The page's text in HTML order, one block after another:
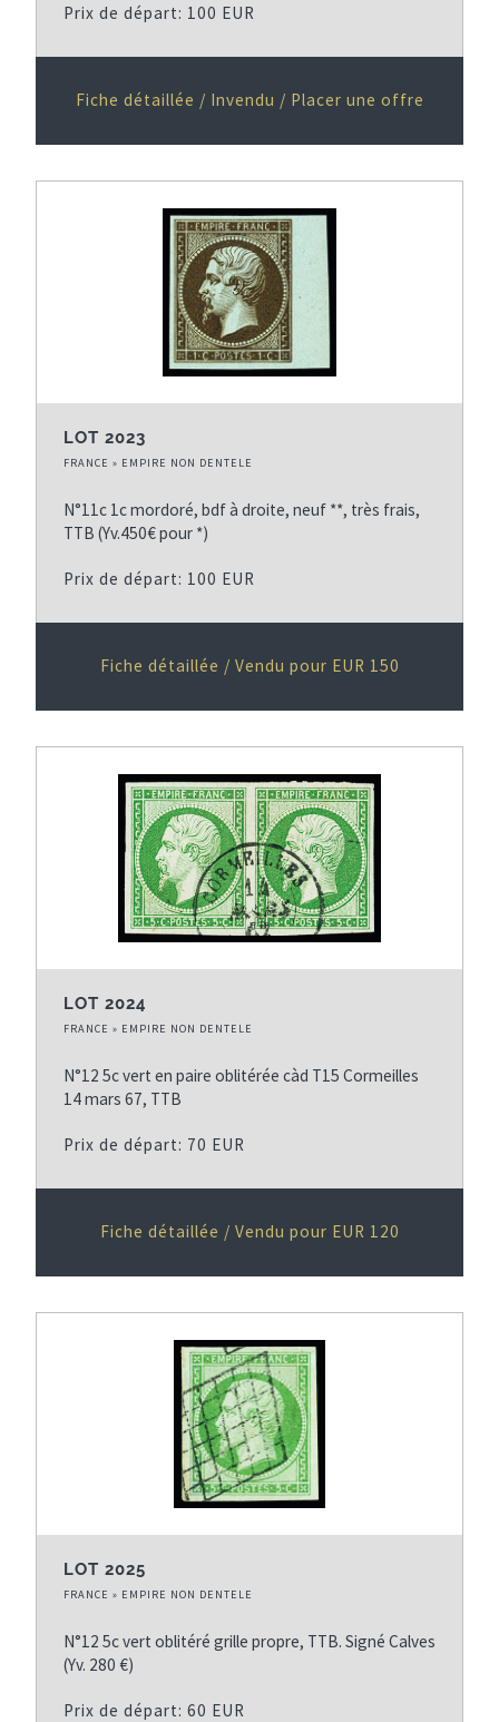
Prix de départ: 100 EUR
Fiche détaillée / Invendu / Placer une offre
LOT 2023
FRANCE » EMPIRE NON DENTELE
N°11c 1c mordoré, bdf à droite, neuf **, très frais,
TTB (Yv.450€ pour *)
Prix de départ: 100 EUR
Fiche détaillée / Vendu pour EUR 150
LOT 2024
FRANCE » EMPIRE NON DENTELE
N°12 5c vert en paire oblitérée càd T15 Cormeilles
14 mars 67, TTB
Prix de départ: 70 EUR
Fiche détaillée / Vendu pour EUR 120
LOT 2025
FRANCE » EMPIRE NON DENTELE
N°12 5c vert oblitéré grille propre, TTB. Signé Calves
(Yv. 280 €)
Prix de départ: 60 EUR